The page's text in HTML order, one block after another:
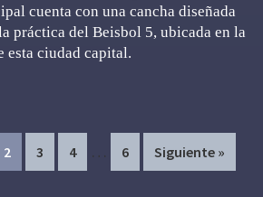
cuenta con una cancha diseñada
práctica del Beisbol 5, ubicada en la
ciudad capital.
Page
2 Page
3 Page
4
Interim
pages
… Page
6 Siguiente »